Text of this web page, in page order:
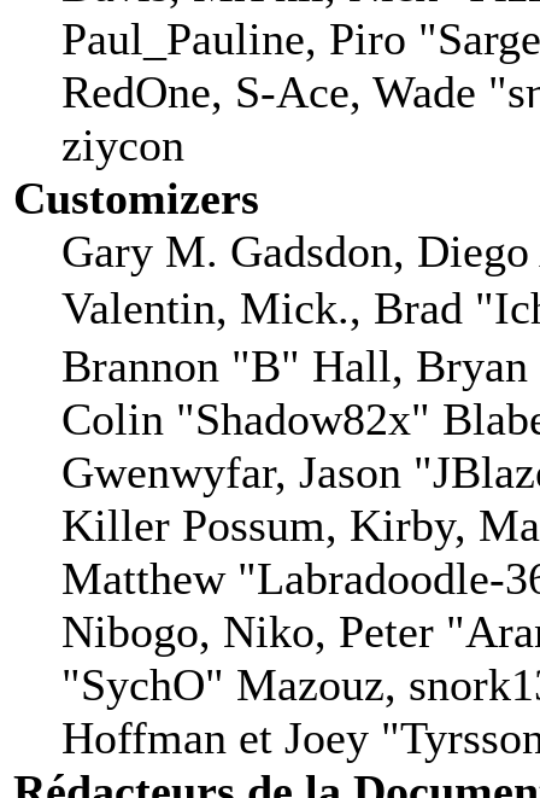
Paul_Pauline, Piro
RedOne, S-Ace, Wade
ziycon
Customizers
Gary M. Gadsdon,
Valentin, Mick., Brad
Brannon "B" Hall,
Colin "Shadow82x"
Gwenwyfar, Jason
Killer Possum, Kirby,
Matthew "Labradoodle-
Nibogo, Niko, Peter
"SychO" Mazouz,
Hoffman et Joey